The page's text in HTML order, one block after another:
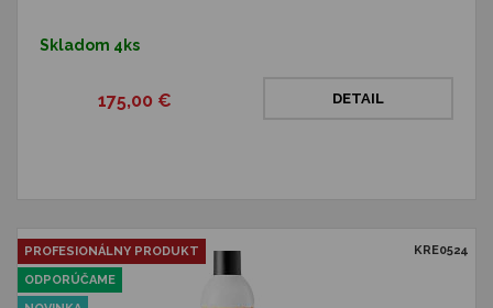
Skladom 4ks
175,00 € DETAIL
KRE0524
PROFESIONÁLNY PRODUKT
ODPORÚČAME